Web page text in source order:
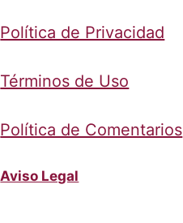
Política de Privacidad
Términos de Uso
Política de Comentarios
Aviso Legal